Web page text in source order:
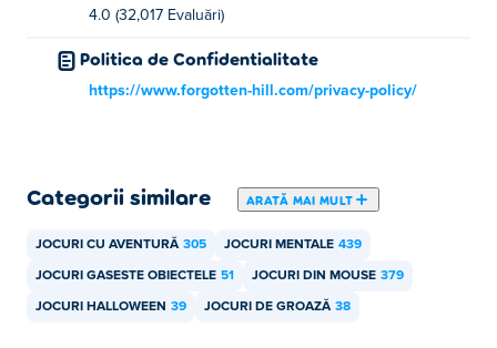
gratuit?
4.0 (32,017 Evaluări)
Politica de Confidentialitate
https://www.forgotten-hill.com/privacy-policy/
Categorii similare ARATĂ MAI MULT
JOCURI CU AVENTURĂ 305 JOCURI MENTALE 439
JOCURI GASESTE OBIECTELE 51 JOCURI DIN MOUSE 379
JOCURI HALLOWEEN 39 JOCURI DE GROAZĂ 38